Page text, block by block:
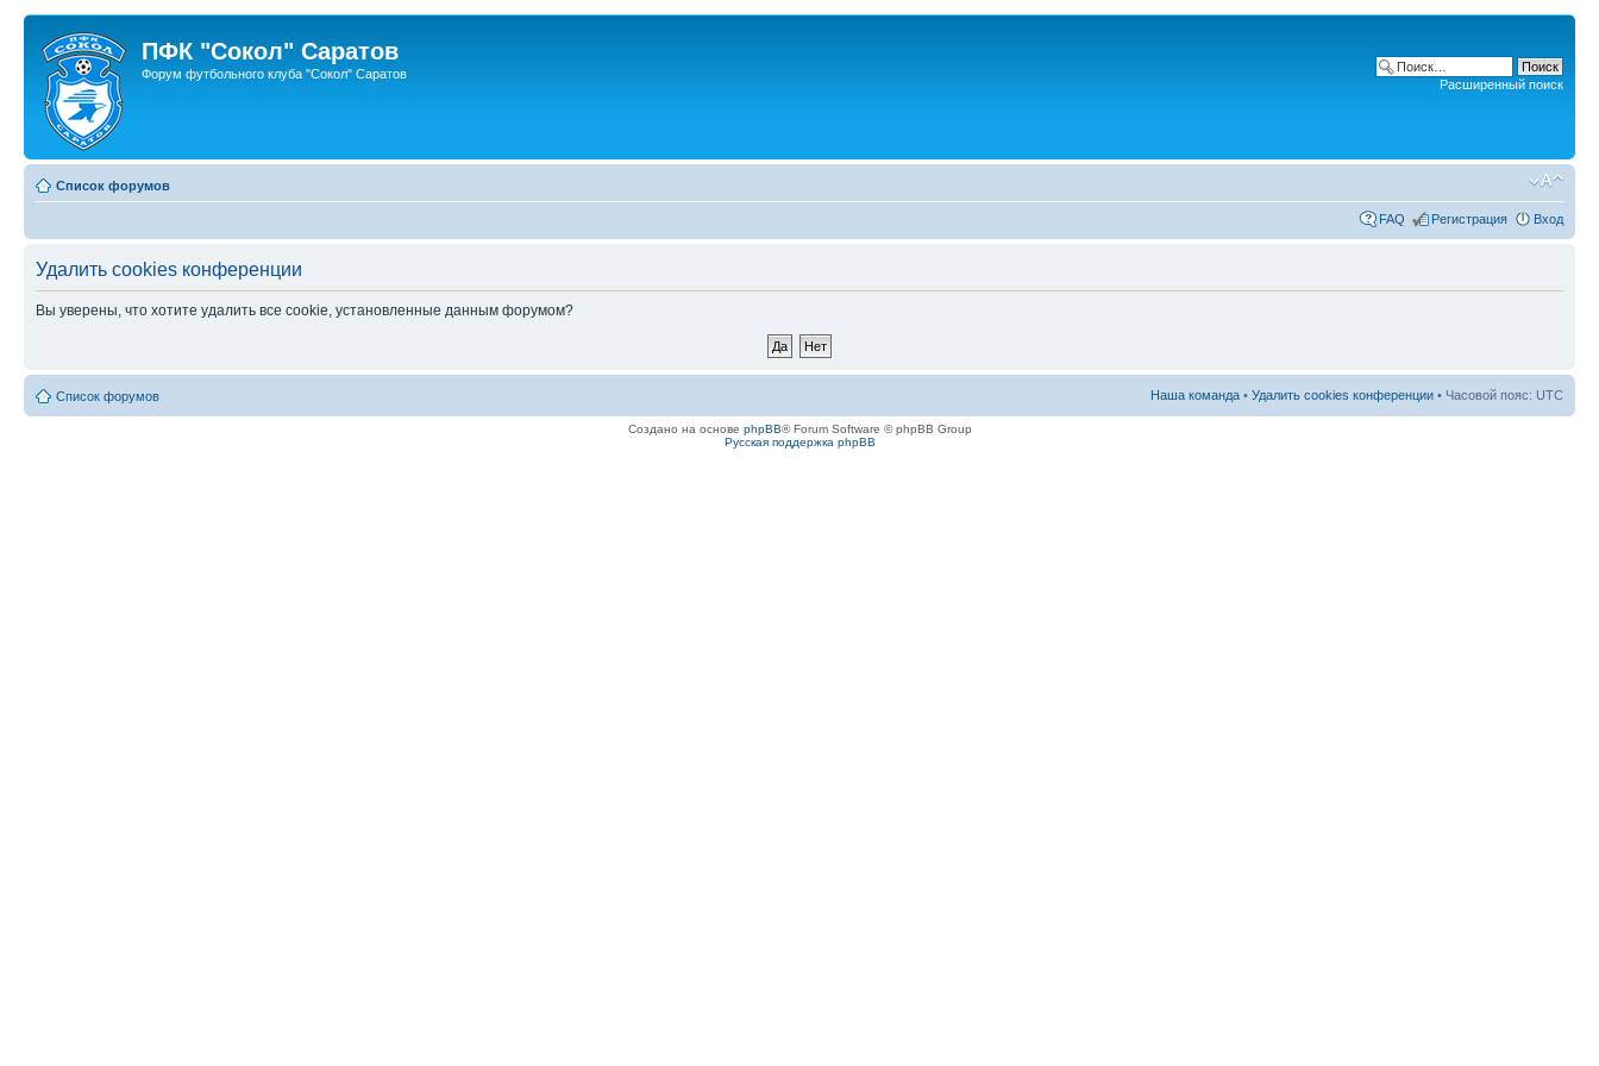
ПФК "Сокол" Саратов
Форум футбольного клуба "Сокол" Саратов
Расширенный поиск
Список форумов
FAQ Регистрация Вход
Удалить cookies конференции
Вы уверены, что хотите удалить все cookie, установленные данным форумом?
Список форумов Наша команда • Удалить cookies конференции • Часовой пояс: UTC
Создано на основе phpBB® Forum Software © phpBB Group
Русская поддержка phpBB